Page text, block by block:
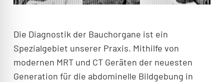
Die Diagnostik der Bauchorgane ist ein
Spezialgebiet unserer Praxis. Mithilfe von
modernen MRT und CT Geräten der neuesten
Generation für die abdominelle Bildgebung in